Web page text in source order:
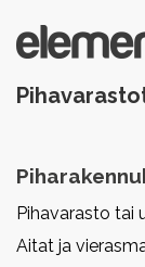
Pihavarasto tai
Aitat ja